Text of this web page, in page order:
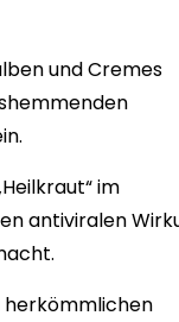
und Cremes
im
antiviralen
herkömmlichen